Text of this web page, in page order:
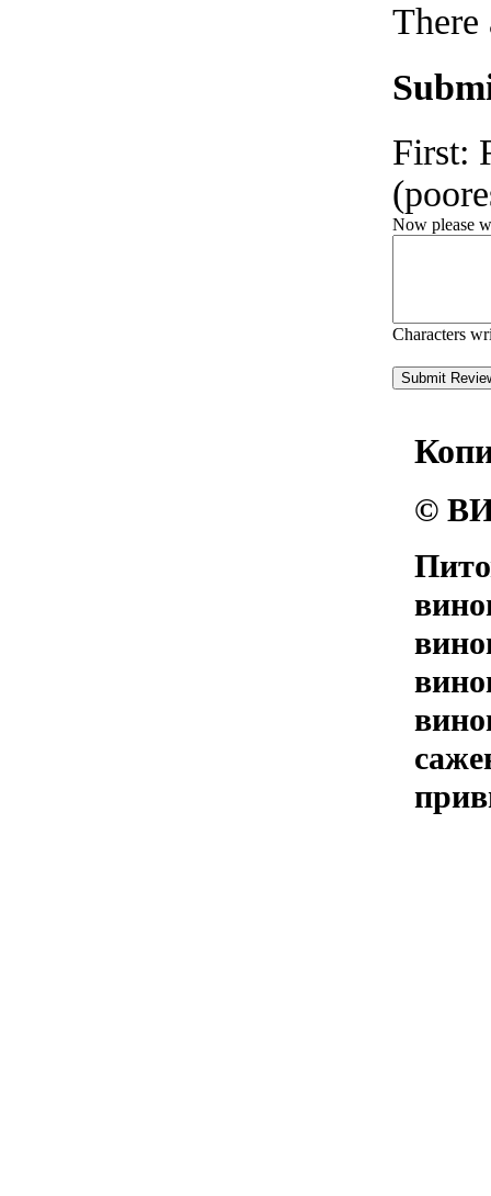
There
First:
Now please
Characters
©